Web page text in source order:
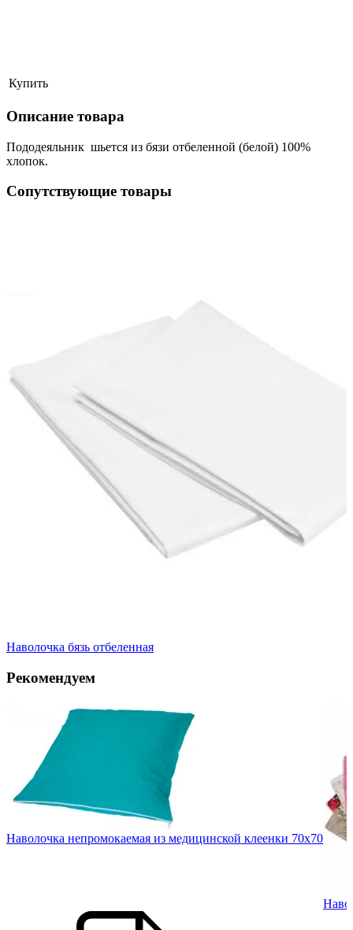
Купить
Описание товара
Пододеяльник шьется из бязи отбеленной (белой) 100%
хлопок.
Сопутствующие товары
Наволочка бязь отбеленная
Рекомендуем
Наволочка непромокаемая из медицинской клеенки 70х70